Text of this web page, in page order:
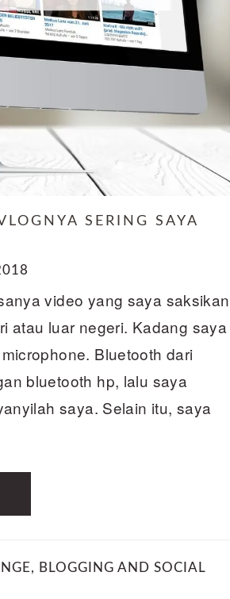
SERING SAYA
video yang saya saksikan
atau luar negeri. Kadang saya
Bluetooth dari
bluetooth hp, lalu saya
saya. Selain itu, saya
, BLOGGING AND SOCIAL